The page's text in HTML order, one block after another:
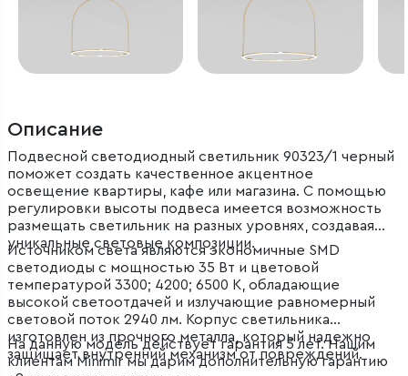
Описание
Подвесной светодиодный светильник 90323/1 черный
поможет создать качественное акцентное
освещение квартиры, кафе или магазина. С помощью
регулировки высоты подвеса имеется возможность
размещать светильник на разных уровнях, создавая
уникальные световые композиции.
Источником света являются экономичные SMD
светодиоды с мощностью 35 Вт и цветовой
температурой 3300; 4200; 6500 К, обладающие
высокой светоотдачей и излучающие равномерный
световой поток 2940 лм. Корпус светильника
изготовлен из прочного металла, который надежно
защищает внутренний механизм от повреждений.
На данную модель действует гарантия 5 лет. Нашим
клиентам Minimir мы дарим дополнительную гарантию